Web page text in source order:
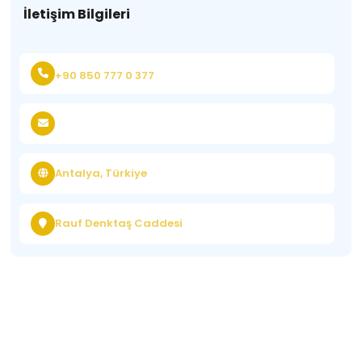
İletişim Bilgileri
+90 850 777 0 377
Antalya, Türkiye
Rauf Denktaş Caddesi